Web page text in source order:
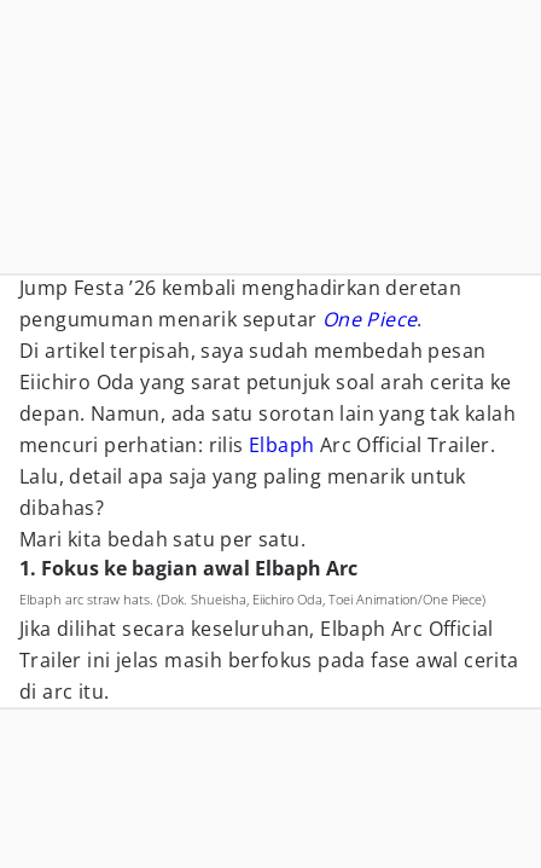
Jump Festa ’26 kembali menghadirkan deretan
pengumuman menarik seputar One Piece.
Di artikel terpisah, saya sudah membedah pesan
Eiichiro Oda yang sarat petunjuk soal arah cerita ke
depan. Namun, ada satu sorotan lain yang tak kalah
mencuri perhatian: rilis Elbaph Arc Official Trailer.
Lalu, detail apa saja yang paling menarik untuk
dibahas?
Mari kita bedah satu per satu.
1. Fokus ke bagian awal Elbaph Arc
Elbaph arc straw hats. (Dok. Shueisha, Eiichiro Oda, Toei Animation/One Piece)
Jika dilihat secara keseluruhan, Elbaph Arc Official
Trailer ini jelas masih berfokus pada fase awal cerita
di arc itu.